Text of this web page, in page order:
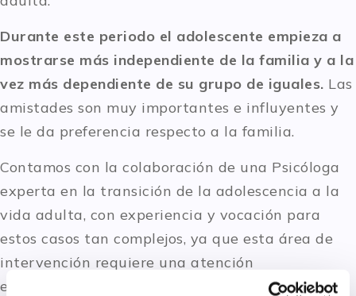
Durante este periodo el adolescente empieza a
mostrarse más independiente de la familia y a la
vez más dependiente de su grupo de iguales. Las
amistades son muy importantes e influyentes y
se le da preferencia respecto a la familia.
Contamos con la colaboración de una Psicóloga
experta en la transición de la adolescencia a la
vida adulta, con experiencia y vocación para
estos casos tan complejos, ya que esta área de
intervención requiere una atención
especializada.